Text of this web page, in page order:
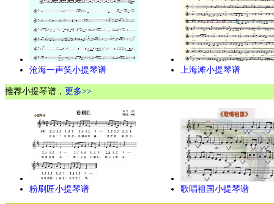
沧海一声笑小提琴谱 上海滩小提琴谱
推荐小提琴谱， 更多>>
粉刷匠小提琴谱 歌唱祖国小提琴谱